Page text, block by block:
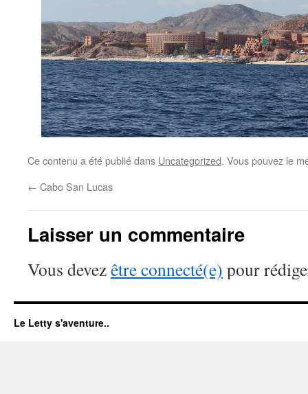
Ce contenu a été publié dans Uncategorized. Vous pouvez le
← Cabo San Lucas
Laisser un commentaire
Vous devezêtre connecté(e) pour
Le Letty s'aventure..